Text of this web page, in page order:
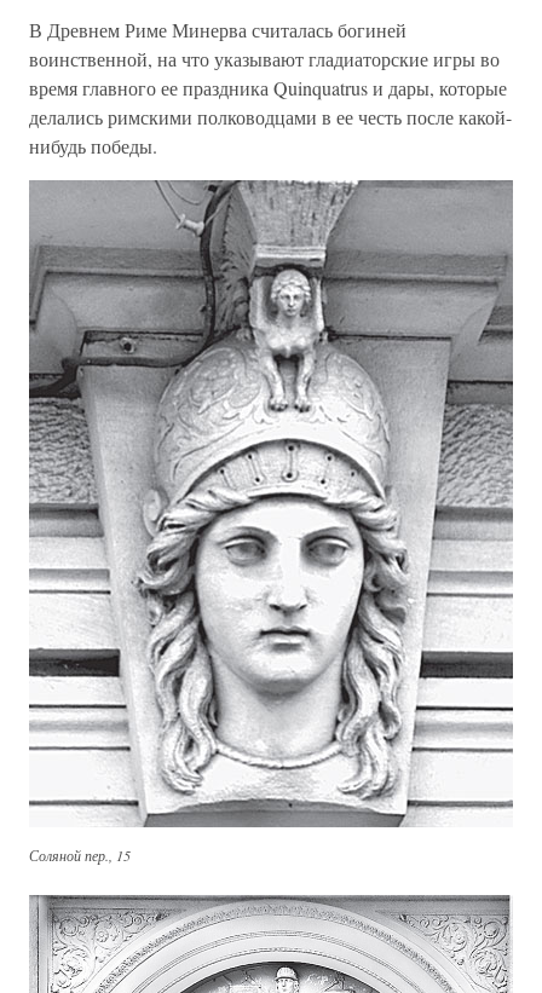
В Древнем Риме Минерва считалась богиней
воинственной, на что указывают гладиаторские игры во
время главного ее праздника Quinquatrus и дары, которые
делались римскими полководцами в ее честь после какой-
нибудь победы.
Соляной пер., 15